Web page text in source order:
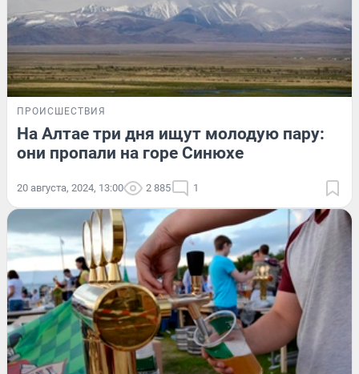
ПРОИСШЕСТВИЯ
На Алтае три дня ищут молодую пару:
они пропали на горе Синюхе
20 августа, 2024, 13:00 2 885 1